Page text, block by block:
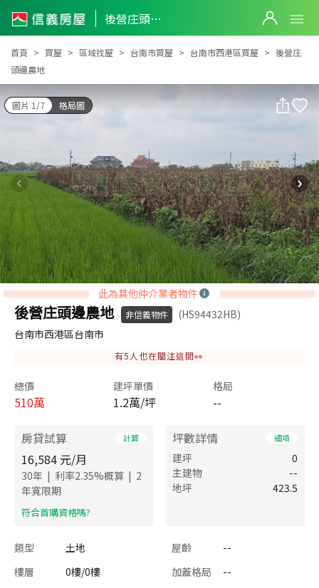
後營庄頭邊農地
後營庄頭邊農地
首頁 買屋 區域找屋 台南市買屋 台南市西港區買屋
後營庄
頭邊農地
圖片 1/7 格局圖
此為其他仲介業者物件
後營庄頭邊農地 非信義物件
(HS94432HB)
台南市西港區台南市
有5 人也在關注這間👀
總價
510萬
建坪單價
1.2萬/坪
格局
--
房貸試算 計算
16,584 元/月
30年 | 利率2.35%概算 | 2
年寬限期
​符合首購資格嗎?
坪數詳情 細項
建坪
0
主建物
--
地坪
423.5
類型 土地 屋齡
--
樓層
0樓/0樓 加蓋格局
--